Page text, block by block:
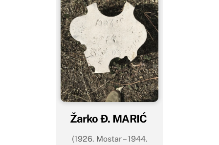
Žarko Đ. MARIĆ
(1926. Mostar – 1944.